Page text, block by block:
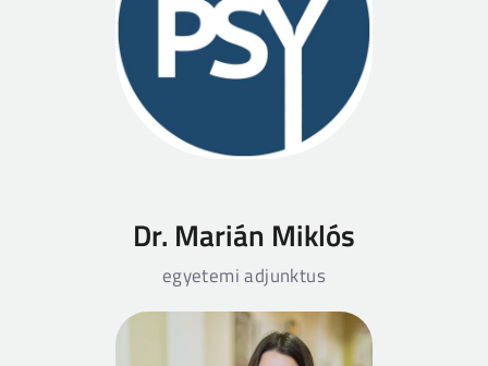
Dr. Marián Miklós
egyetemi adjunktus